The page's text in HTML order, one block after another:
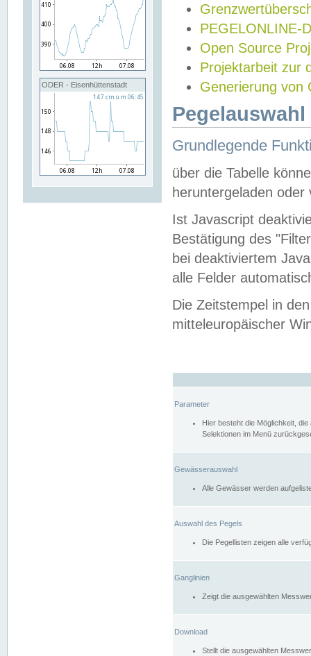
ODER - Eisenhüttenstadt
PEGELONLINE-
Open Source
Projektarbeit zur
Generierung von
Grundlegende
über die Tabelle
heruntergeladen oder
Ist Javascript
Bestätigung des
bei deaktiviertem
alle Felder
Die Zeitstempel in
mitteleuropäischer
Parameter
Hier besteht die Möglichkeit,
Selektionen im Menü
Gewässerauswahl
Alle Gewässer werden
Auswahl des Pegels
Die Pegellisten zeigen alle
Ganglinien
Zeigt die ausgewählten
Download
Stellt die ausgewählten